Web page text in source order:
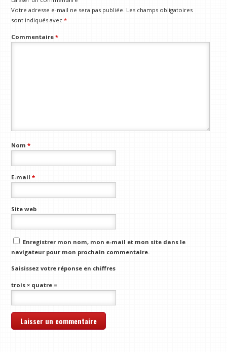
Votre adresse e-mail ne sera pas publiée. Les champs obligatoires
sont indiqués avec*
Commentaire*
Nom*
E-mail*
Site web
Enregistrer mon nom, mon e-mail et mon site dans le
navigateur pour mon prochain commentaire.
Saisissez votre réponse en chiffres
trois × quatre =